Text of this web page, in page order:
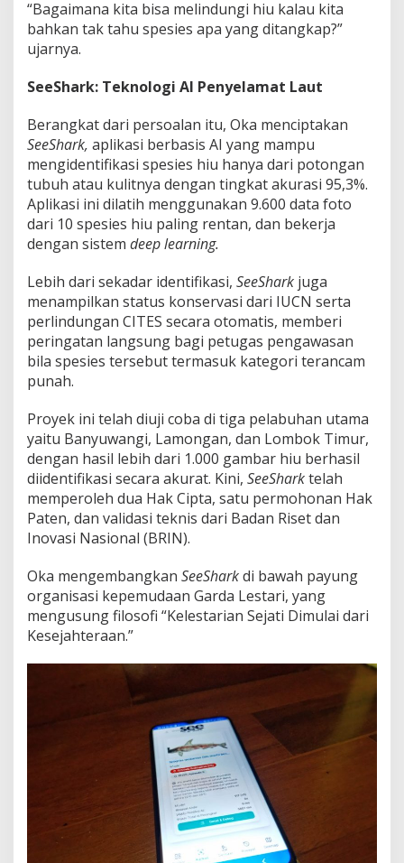
“Bagaimana kita bisa melindungi hiu kalau kita
bahkan tak tahu spesies apa yang ditangkap?”
ujarnya.
SeeShark: Teknologi AI Penyelamat Laut
Berangkat dari persoalan itu, Oka menciptakan
SeeShark, aplikasi berbasis AI yang mampu
mengidentifikasi spesies hiu hanya dari potongan
tubuh atau kulitnya dengan tingkat akurasi 95,3%.
Aplikasi ini dilatih menggunakan 9.600 data foto
dari 10 spesies hiu paling rentan, dan bekerja
dengan sistem deep learning.
Lebih dari sekadar identifikasi, SeeShark juga
menampilkan status konservasi dari IUCN serta
perlindungan CITES secara otomatis, memberi
peringatan langsung bagi petugas pengawasan
bila spesies tersebut termasuk kategori terancam
punah.
Proyek ini telah diuji coba di tiga pelabuhan utama
yaitu Banyuwangi, Lamongan, dan Lombok Timur,
dengan hasil lebih dari 1.000 gambar hiu berhasil
diidentifikasi secara akurat. Kini, SeeSharktelah
memperoleh dua Hak Cipta, satu permohonan Hak
Paten, dan validasi teknis dari Badan Riset dan
Inovasi Nasional (BRIN).
Oka mengembangkan SeeSharkdi bawah payung
organisasi kepemudaan Garda Lestari, yang
mengusung filosofi “Kelestarian Sejati Dimulai dari
Kesejahteraan.”